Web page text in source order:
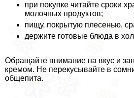
при покупке читайте сроки
молочных продуктов;
пищу, покрытую плесенью,
держите готовые блюда в
Обращайте внимание на вкус и
кремом. Не перекусывайте в
общепита.